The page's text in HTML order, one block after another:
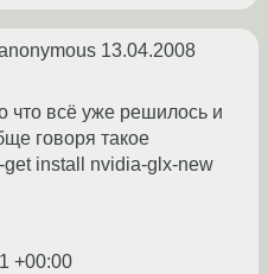
13.04.2008
что всё уже решилось и
говоря такое
install nvidia-glx-new
+00:00